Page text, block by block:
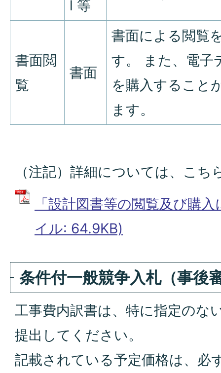
l 等
書面閲
覧
書面
書面による閲覧
す。 また、電子
を購入すること
ます。
（注記）詳細については、こ
「設計図書等の閲覧及び購
イル: 64.9KB)
条件付一般競争入札（事後
工事費内訳書は、特に指定のな
提出してください。
記載されている予定価格は、必